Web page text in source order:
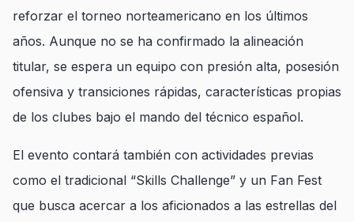
reforzar el torneo norteamericano en los últimos
años. Aunque no se ha confirmado la alineación
titular, se espera un equipo con presión alta, posesión
ofensiva y transiciones rápidas, características propias
de los clubes bajo el mando del técnico español.
El evento contará también con actividades previas
como el tradicional “Skills Challenge” y un Fan Fest
que busca acercar a los aficionados a las estrellas del